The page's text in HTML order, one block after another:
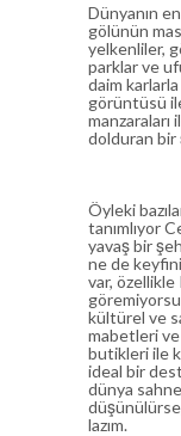
Dünyanın
gölünün
yelkenliler,
parklar ve
daim
görüntüsü
manzaraları
dolduran bir
Öyleki
tanımlıyor
yavaş bir
ne de
var,
kültürel ve
mabetleri
butikleri ile
ideal bir
dünya
lazım.